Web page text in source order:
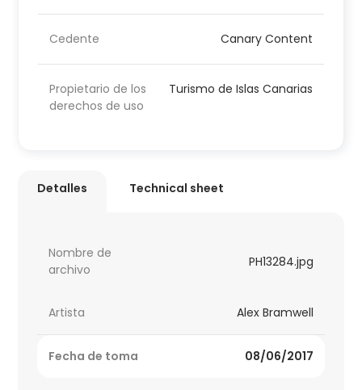
Cedente Canary Content
Propietario de los
derechos de uso
Turismo de Islas Canarias
Detalles Technical sheet
Nombre de
archivo
PH13284.jpg
Artista Alex Bramwell
Fecha de toma 08/06/2017